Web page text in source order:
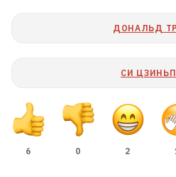
ДОНАЛЬД
СИ
6 0 2
В центре Минска